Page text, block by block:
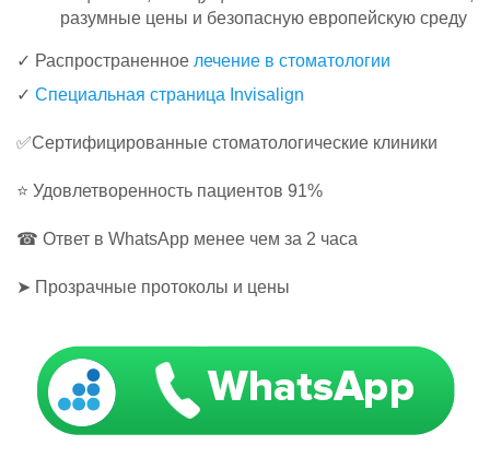
разумные цены и безопасную европейскую среду
✓ Распространенное лечение в стоматологии
✓ Специальная страница Invisalign
✅Сертифицированные стоматологические клиники
⭐ Удовлетворенность пациентов 91%
☎ Ответ в WhatsApp менее чем за 2 часа
➤ Прозрачные протоколы и цены